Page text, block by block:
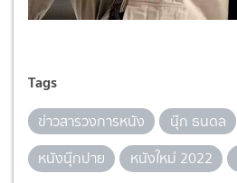
Tags
ข่าวสารวงการหนัง นุ๊ก ธนดล
หนังนุ๊กปาย
หนังใหม่ 2022